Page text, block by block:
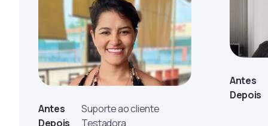
Antes
Suporte ao cliente
Depois
Testadora
Antes
Depois